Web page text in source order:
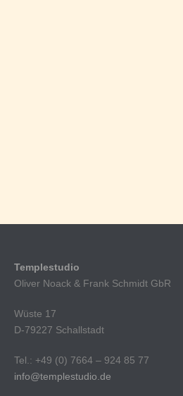
Templestudio
Oliver Noack & Frank Schmidt GbR
Wüste 17
D-79227 Schallstadt
Tel.: +49 (0) 7664 – 924 85 77
info@templestudio.de